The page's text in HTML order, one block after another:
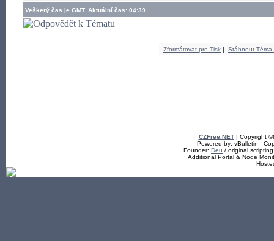
Veškerý čas je GMT. Aktuální čas: 04:39.
Zformátovat pro Tisk | Stáhnout Téma
CZFree.NET| Copyright
Powered by: vBulletin -
Founder: Deu / original
Additional Portal & Node